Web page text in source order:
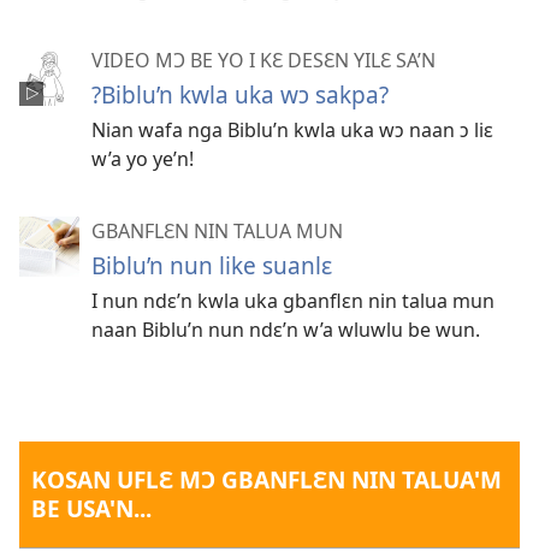
VIDEO MƆ BE YO I KƐ DESƐN YILƐ SA’N
?Biblu’n kwla uka wɔ sakpa?
Nian wafa nga Biblu’n kwla uka wɔ naan ɔ liɛ
w’a yo ye’n!
GBANFLƐN NIN TALUA MUN
Biblu’n nun like suanlɛ
I nun ndɛ’n kwla uka gbanflɛn nin talua mun
naan Biblu’n nun ndɛ’n w’a wluwlu be wun.
KOSAN UFLƐ MƆ GBANFLƐN NIN TALUA'M
BE USA'N...